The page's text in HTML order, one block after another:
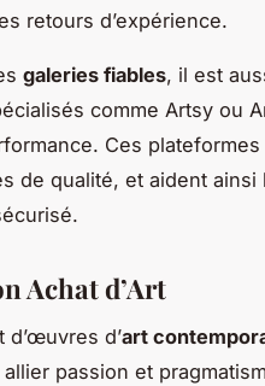
retours d’expérience.
galeries fiables, il est
comme Artsy ou
Ces
de qualité, et aident ainsi
Achat d’Art
d’œuvres d’art
passion et